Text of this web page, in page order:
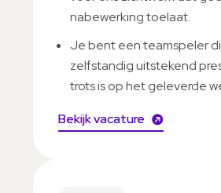
nabewerking toelaat.
Je bent een teamspeler
zelfstandig uitstekend
trots is op het geleverde
Bekijk vacature